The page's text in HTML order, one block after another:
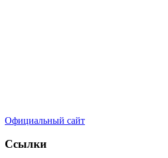
Официальный сайт
Ссылки